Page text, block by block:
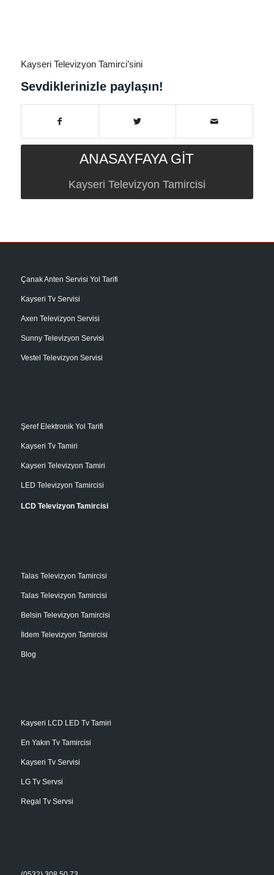
Kayseri Televizyon Tamirci’sini
Sevdiklerinizle paylaşın!
ANASAYFAYA GİT
Kayseri Televizyon Tamircisi
Çanak Anten Servisi Yol Tarifi
Kayseri Tv Servisi
Axen Televizyon Servisi
Sunny Televizyon Servisi
Vestel Televizyon Servisi
Şeref Elektronik Yol Tarifi
Kayseri Tv Tamiri
Kayseri Televizyon Tamiri
LED Televizyon Tamircisi
LCD Televizyon Tamircisi
Talas Televizyon Tamircisi
Talas Televizyon Tamircisi
Belsin Televizyon Tamircisi
İldem Televizyon Tamircisi
Blog
Kayseri LCD LED Tv Tamiri
En Yakın Tv Tamircisi
Kayseri Tv Servisi
LG Tv Servsi
Regal Tv Servsi